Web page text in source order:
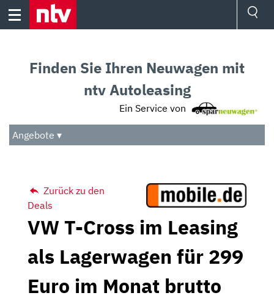
Skip
Audio
Das Beste
Finden Sie Ihren Neuwagen mit
ntv Autoleasing
Ein Service von
Angebote ▾
Zurück zu den
Deals
VW T-Cross im Leasing
als Lagerwagen für 299
Euro im Monat brutto